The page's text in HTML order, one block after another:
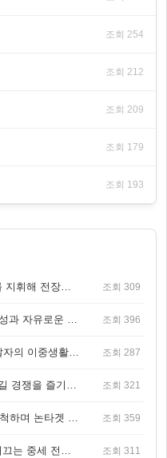
조회 254
조회 212
조회 209
조회 179
조회 193
아머드 트레인 워페어 – 무장 열차를 지휘해 전장을 돌파하는 생존 전투 게임 조회 309
랑그릿사: 검의 바다 – 듀얼 영웅 편성과 자유로운 탐험을 결합한 판타지 전략 RPG 조회 396
블랙우드 – DVD 대여점 주인과 암살자의 이중생활을 그린 3인칭 액션 스릴러 게임 조회 287
렉크리에이션 2 – 차량 충돌과 지름길 경쟁을 즐기는 오픈월드 아케이드 레이싱 게임 조회 321
아키에이지 크로니클 – 원대륙을 개척하며 논타겟 전투를 즐기는 오픈월드 MMORPG 조회 359
다이노로드 – 인간과 공룡 군대를 이끄는 중세 전략 액션 RPG 조회 311